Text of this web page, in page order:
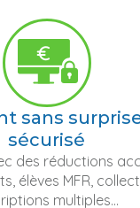
sans
sécurisé
des réductions
élèves MFR,
multiples...